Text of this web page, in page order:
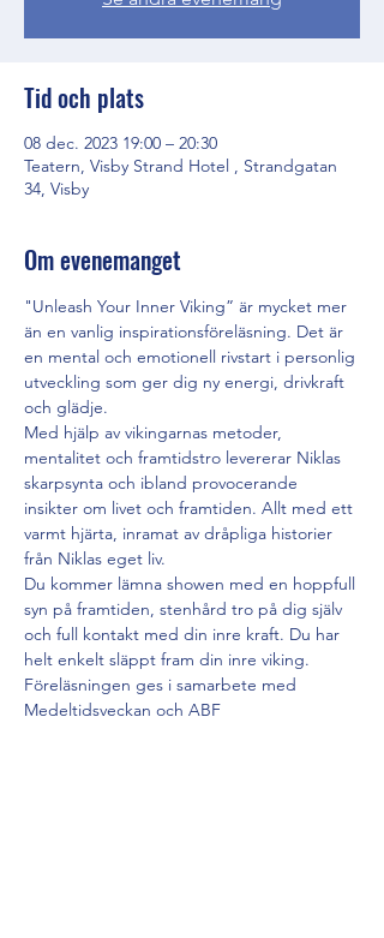
Tid och plats
08 dec. 2023 19:00 – 20:30
Teatern, Visby Strand Hotel , Strandgatan
34, Visby
Om evenemanget
"Unleash Your Inner Viking” är mycket mer
än en vanlig inspirationsföreläsning. Det är
en mental och emotionell rivstart i personlig
utveckling som ger dig ny energi, drivkraft
och glädje.
Med hjälp av vikingarnas metoder,
mentalitet och framtidstro levererar Niklas
skarpsynta och ibland provocerande
insikter om livet och framtiden. Allt med ett
varmt hjärta, inramat av dråpliga historier
från Niklas eget liv.
Du kommer lämna showen med en hoppfull
syn på framtiden, stenhård tro på dig själv
och full kontakt med din inre kraft. Du har
helt enkelt släppt fram din inre viking.
Föreläsningen ges i samarbete med
Medeltidsveckan och ABF